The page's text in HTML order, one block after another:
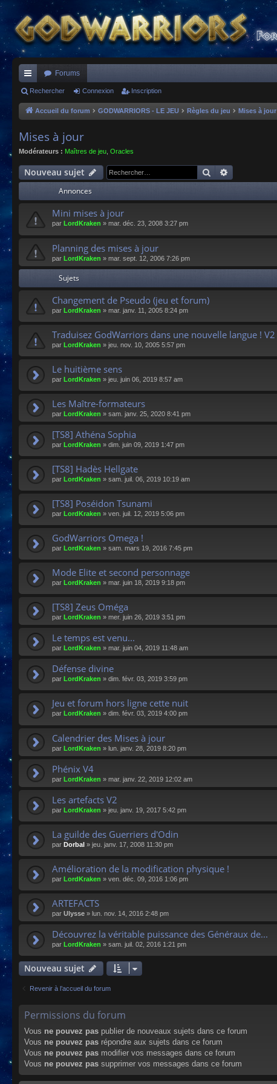
ac
co
s
Forums
Rechercher Connexion Inscription
Accueil du forum GODWARRIORS - LE JEU Règles du jeu Mises à jour
Mises à jour
Modérateurs : Maîtres de jeu Oracles
Nouveau sujet Rechercher
Annonces
Mini mises à jour
par LordKraken » mar. déc. 23, 2008 3:27 pm
Planning des mises à jour
par LordKraken » mar. sept. 12, 2006 7:26 pm
Sujets
Changement de Pseudo (jeu et forum)
par LordKraken » mar. janv. 11, 2005 8:24 pm
Traduisez GodWarriors dans une nouvelle langue ! V2
par LordKraken » jeu. nov. 10, 2005 5:57 pm
Le huitième sens
par LordKraken » jeu. juin 06, 2019 8:57 am
Les Maître-formateurs
par LordKraken » sam. janv. 25, 2020 8:41 pm
[TS8] Athéna Sophia
par LordKraken » dim. juin 09, 2019 1:47 pm
[TS8] Hadès Hellgate
par LordKraken » sam. juil. 06, 2019 10:19 am
[TS8] Poséidon Tsunami
par LordKraken » ven. juil. 12, 2019 5:06 pm
GodWarriors Omega !
par LordKraken » sam. mars 19, 2016 7:45 pm
Mode Elite et second personnage
par LordKraken » mar. juin 18, 2019 9:18 pm
[TS8] Zeus Oméga
par LordKraken » mer. juin 26, 2019 3:51 pm
Le temps est venu...
par LordKraken » mar. juin 04, 2019 11:48 am
Défense divine
par LordKraken » dim. févr. 03, 2019 3:59 pm
Jeu et forum hors ligne cette nuit
par LordKraken » dim. févr. 03, 2019 4:00 pm
Calendrier des Mises à jour
par LordKraken » lun. janv. 28, 2019 8:20 pm
Phénix V4
par LordKraken » mar. janv. 22, 2019 12:02 am
Les artefacts V2
par LordKraken » jeu. janv. 19, 2017 5:42 pm
La guilde des Guerriers d'Odin
par Dorbal » jeu. janv. 17, 2008 11:30 pm
Amélioration de la modification physique !
par LordKraken » ven. déc. 09, 2016 1:06 pm
ARTEFACTS
par Ulysse » lun. nov. 14, 2016 2:48 pm
Découvrez la véritable puissance des Généraux de...
par LordKraken » sam. juil. 02, 2016 1:21 pm
Nouveau sujet
Revenir à l’accueil du forum
Permissions du forum
Vous ne pouvez pas publier de nouveaux sujets dans ce forum
Vous ne pouvez pas répondre aux sujets dans ce forum
Vous ne pouvez pas modifier vos messages dans ce forum
Vous ne pouvez pas supprimer vos messages dans ce forum